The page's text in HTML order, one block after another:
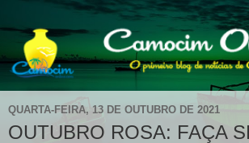
QUARTA-FEIRA, 13 DE OUTUBRO DE 2021
OUTUBRO ROSA: FAÇA